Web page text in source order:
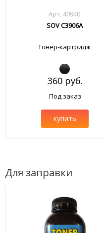
Арт. 40940
SOV C3906A
Тонер-картридж
360 руб.
Под заказ
купить
Для заправки